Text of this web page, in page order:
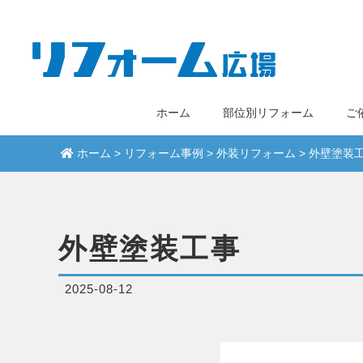
ホーム 部位別リフォーム ご
ホーム > リフォーム事例 > 外装リフォーム > 外壁塗装
外壁塗装工事
2025-08-12